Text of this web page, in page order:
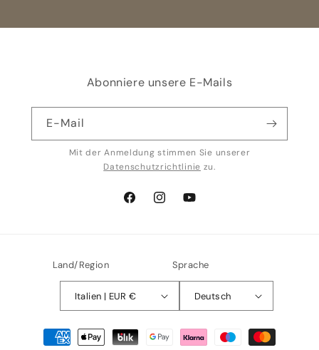
Abonniere unsere E-Mails
E-Mail
Mit der Anmeldung stimmen Sie unserer
Datenschutzrichtlinie zu.
FacebookInstagramYouTube
Land/Region
Italien | EUR €
Sprache
Deutsch
Zahlungsmethoden